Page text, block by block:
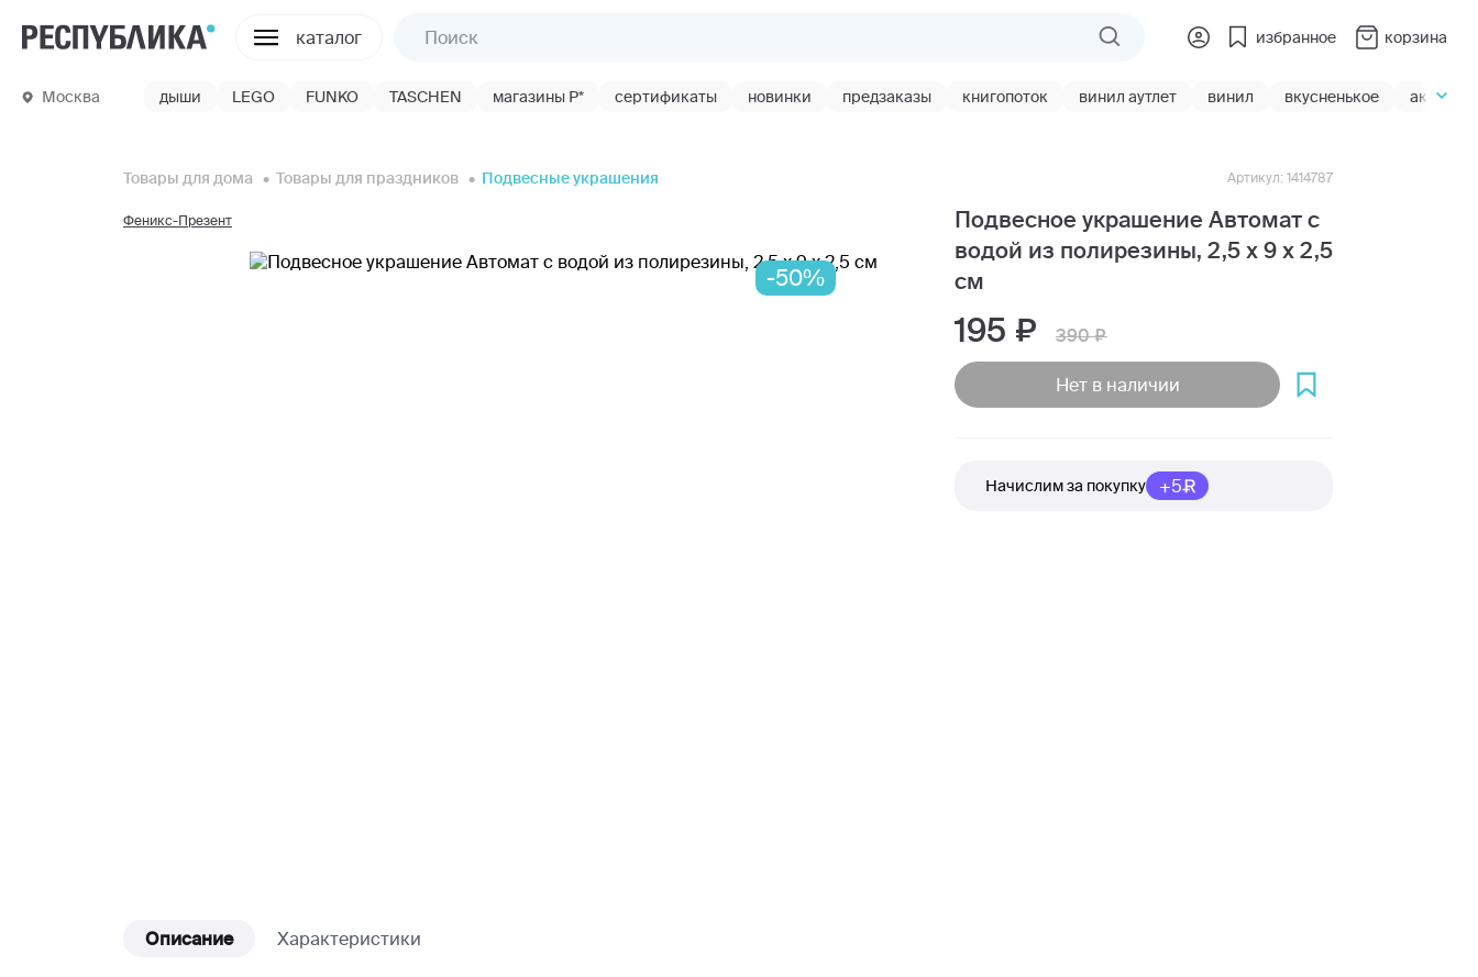
каталог избранное корзина
Москва дыши LEGO FUNKO TASCHEN магазины Р* сертификаты новинки предзаказы книгопоток винил аутлет винил вкусненькое акции
Товары для дома Товары для праздников Подвесные украшения
-50%
Феникс-Презент
Подвесное украшение Автомат с
водой из полирезины, 2,5 х 9 х 2,5
см
Артикул: 1414787
195 390
Нет в наличии
Начислим за покупку +5
Описание Характеристики